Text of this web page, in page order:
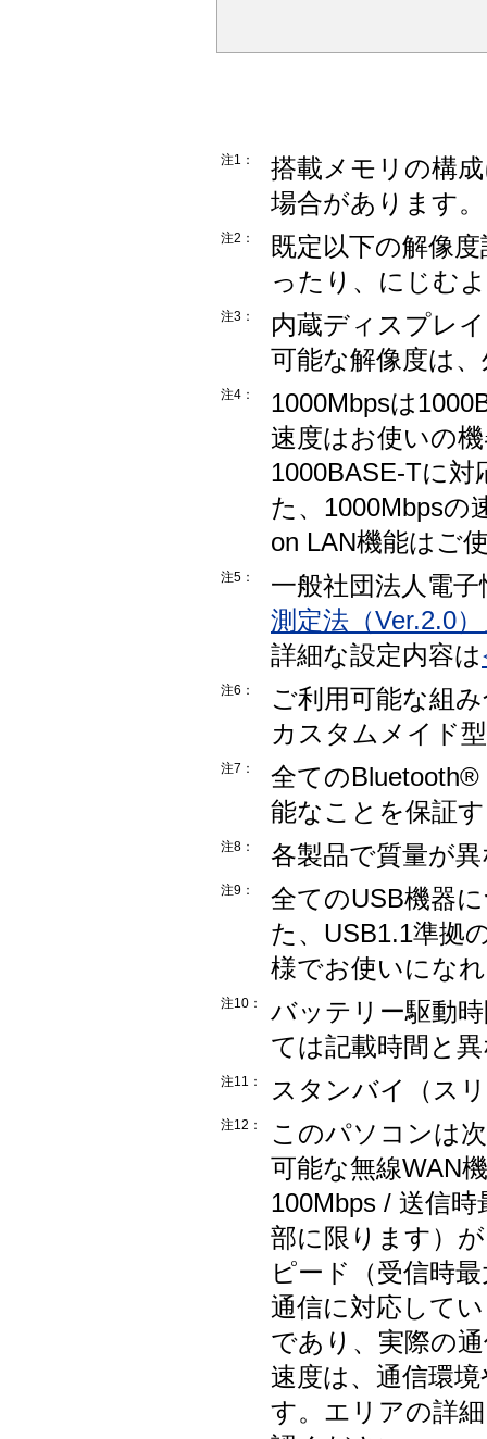
注1：
搭載メモリの構
場合があります。
注2：
既定以下の解像
ったり、にじむ
注3：
内蔵ディスプレ
可能な解像度は
注4：
1000Mbpsは
速度はお使いの
1000BASE-Tに
た、1000Mbpsの
on LAN機能はご
注5：
一般社団法人電
測定法（Ver.2.0
詳細な設定内容は
注6：
ご利用可能な組
カスタムメイド
注7：
全ての
能なことを保証
注8： 各製品で質量が
注9：
全てのUSB機器
た、USB1.1準拠
様でお使いにな
注10：
バッテリー駆動
ては記載時間と
注11： スタンバイ（ス
注12：
このパソコンは
可能な無線WAN
100Mbps / 送信
部に限ります）
ピード（受信時
通信に対応して
であり、実際の
速度は、通信環
す。エリアの詳